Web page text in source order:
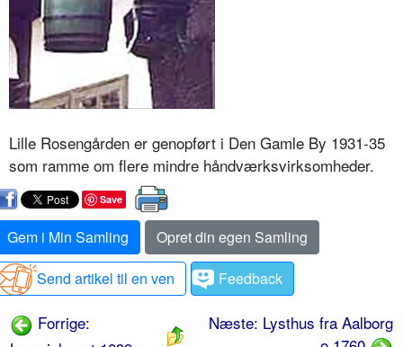
Lille Rosengården er genopført i Den Gamle By 1931-35
som ramme om flere mindre håndværksvirksomheder.
Save
Gem i Min Samling
Opret din egen Samling
Send artikel til en ven
Feedback
Forrige:
Næste: Lysthus fra Aalborg